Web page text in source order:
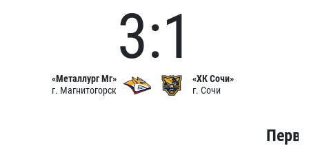
«Металлург Мг»
г. Магнитогорск
3:1
«ХК Сочи»
г. Сочи